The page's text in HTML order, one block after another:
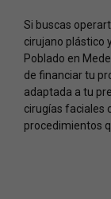
Si buscas
cirujano plástico
Poblado en
de financiar tu
adaptada a tu
cirugías faciales
procedimientos